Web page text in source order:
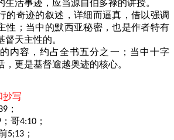
生活事迹，应当源自伯多禄的讲授。
的奇迹的叙述，详细而逼真，借以强调
性；当中的默西亚秘密，也是作者特有
督天主性的。
内容，约占全书五分之一；当中十字
，更是基督逾越奥迹的核心。
抄写
；
；哥4:10 ；
5;13 ；